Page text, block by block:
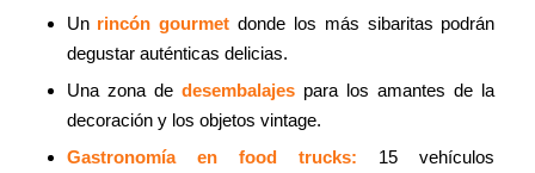
Un rincón gourmet donde los más sibaritas podrán
degustar auténticas delicias.
Una zona de desembalajespara los amantes de la
decoración y los objetos vintage.
Gastronomía en food trucks: 15 vehículos